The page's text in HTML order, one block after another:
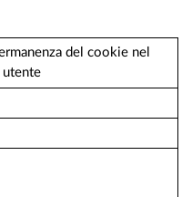
del cookie nel